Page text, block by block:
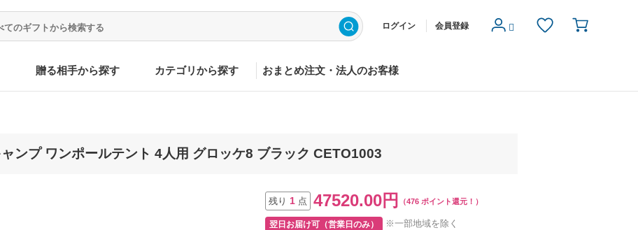
ログイン 会員登録
贈る相手から探す カテゴリから探す おまとめ注文・法人のお客様
ンプ ワンポールテント 4人用 グロッケ8 ブラック CETO1003
残り 1 点 47520.00円 （476 ポイント還元！）
翌日お届け可（営業日のみ） ※一部地域を除く